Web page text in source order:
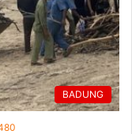
BADUNG